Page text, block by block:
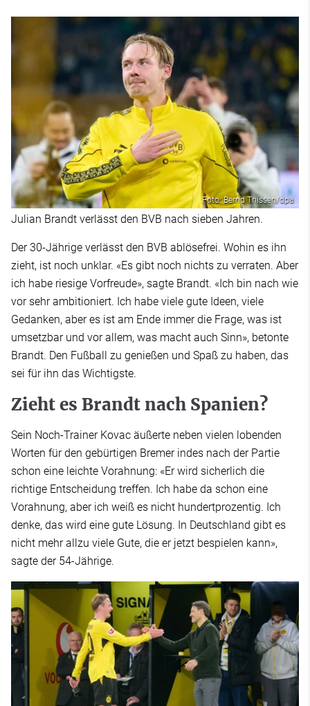
Foto: Bernd Thissen/dpa
Julian Brandt verlässt den BVB nach sieben Jahren.
Der 30-Jährige verlässt den BVB ablösefrei. Wohin es ihn
zieht, ist noch unklar. «Es gibt noch nichts zu verraten. Aber
ich habe riesige Vorfreude», sagte Brandt. «Ich bin nach wie
vor sehr ambitioniert. Ich habe viele gute Ideen, viele
Gedanken, aber es ist am Ende immer die Frage, was ist
umsetzbar und vor allem, was macht auch Sinn», betonte
Brandt. Den Fußball zu genießen und Spaß zu haben, das
sei für ihn das Wichtigste.
Zieht es Brandt nach Spanien?
Sein Noch-Trainer Kovac äußerte neben vielen lobenden
Worten für den gebürtigen Bremer indes nach der Partie
schon eine leichte Vorahnung: «Er wird sicherlich die
richtige Entscheidung treffen. Ich habe da schon eine
Vorahnung, aber ich weiß es nicht hundertprozentig. Ich
denke, das wird eine gute Lösung. In Deutschland gibt es
nicht mehr allzu viele Gute, die er jetzt bespielen kann»,
sagte der 54-Jährige.